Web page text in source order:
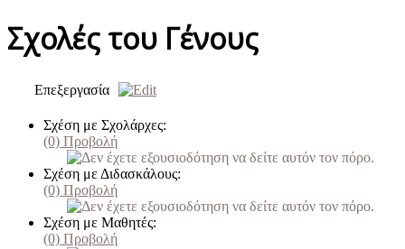
Σχολές του Γένους
Επεξεργασία
Σχέση με Σχολάρχες:
(0) Προβολή
Σχέση με Διδασκάλους:
(0) Προβολή
Σχέση με Μαθητές:
(0) Προβολή